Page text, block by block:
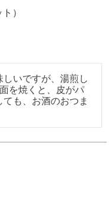
）
いですが、湯煎し
を焼くと、皮がパ
も、お酒のおつま